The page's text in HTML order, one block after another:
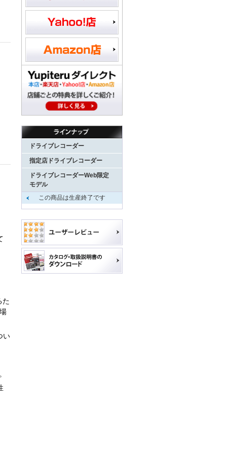
た
い
ドライブレコーダー
指定店ドライブレコーダー
ドライブレコーダーWeb限定
モデル
この商品は生産終了です